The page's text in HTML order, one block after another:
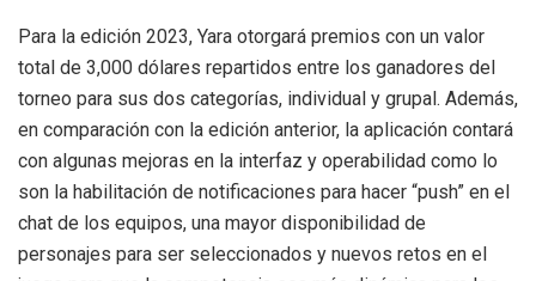
Para la edición 2023, Yara otorgará premios con un valor
total de 3,000 dólares repartidos entre los ganadores del
torneo para sus dos categorías, individual y grupal. Además,
en comparación con la edición anterior, la aplicación contará
con algunas mejoras en la interfaz y operabilidad como lo
son la habilitación de notificaciones para hacer “push” en el
chat de los equipos, una mayor disponibilidad de
personajes para ser seleccionados y nuevos retos en el